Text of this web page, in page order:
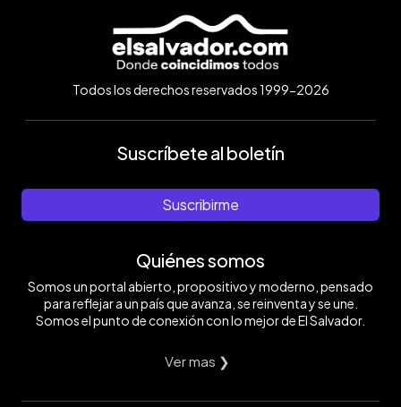
Todos los derechos reservados 1999-2026
Suscríbete al boletín
Suscribirme
Quiénes somos
Somos un portal abierto, propositivo y moderno, pensado
para reflejar a un país que avanza, se reinventa y se une.
Somos el punto de conexión con lo mejor de El Salvador.
Ver mas ❯